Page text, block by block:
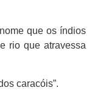
que os índios
rio que atravessa
caracóis”.